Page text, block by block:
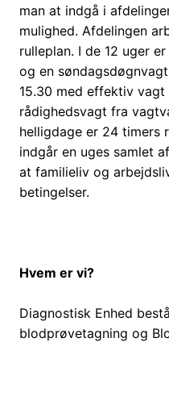
man at indgå i
mulighed. Afdelingen
rulleplan. I de 12 uger
og en
15.30 med effektiv
rådighedsvagt fra
helligdage er 24 timers
indgår en uges samlet
at familieliv og
betingelser.
Hvem er vi?
Diagnostisk Enhed
blodprøvetagning og